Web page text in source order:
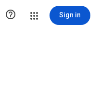
 Sign in